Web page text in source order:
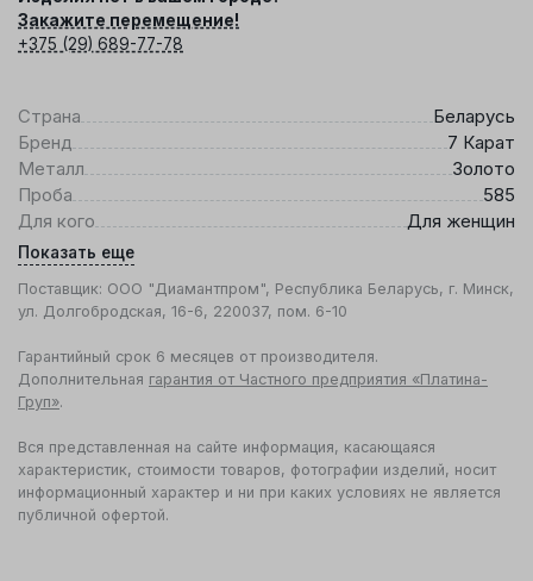
Закажите перемещение!
+375 (29) 689-77-78
Страна
Беларусь
Бренд
7 Карат
Металл
Золото
Проба
585
Для кого
Для женщин
Показать еще
Поставщик: ООО "Диамантпром", Республика Беларусь, г. Минск,
ул. Долгобродская, 16-6, 220037, пом. 6-10
Гарантийный срок 6 месяцев от производителя.
Дополнительная гарантия от Частного предприятия «Платина-
Груп».
Вся представленная на сайте информация, касающаяся
характеристик, стоимости товаров, фотографии изделий, носит
информационный характер и ни при каких условиях не является
публичной офертой.